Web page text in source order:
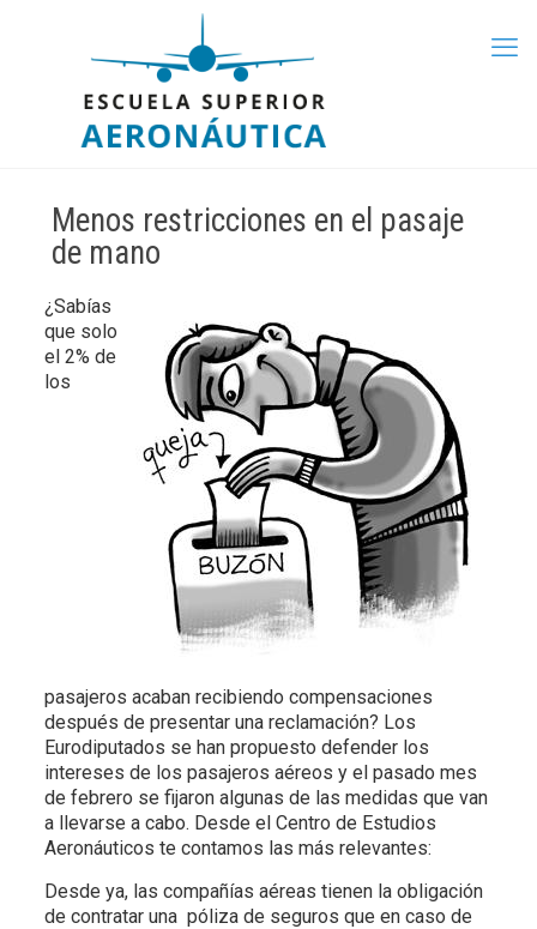
Menos restricciones en el pasaje
de mano
¿Sabías
que solo
el 2% de
los
pasajeros acaban recibiendo compensaciones
después de presentar una reclamación? Los
Eurodiputados se han propuesto defender los
intereses de los pasajeros aéreos y el pasado mes
de febrero se fijaron algunas de las medidas que van
a llevarse a cabo. Desde el Centro de Estudios
Aeronáuticos te contamos las más relevantes:
Desde ya, las compañías aéreas tienen la obligación
de contratar una póliza de seguros que en caso de